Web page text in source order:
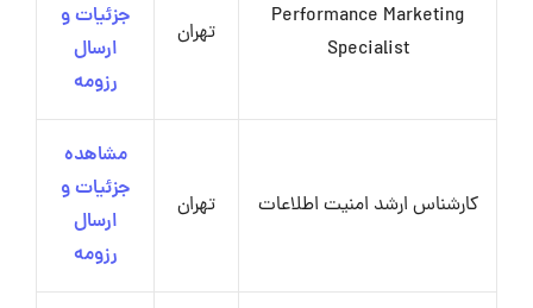
Performance Marketing
Specialist
تهران
جزئیات و
ارسال
رزومه
کارشناس ارشد امنیت اطلاعات تهران
مشاهده
جزئیات و
ارسال
رزومه